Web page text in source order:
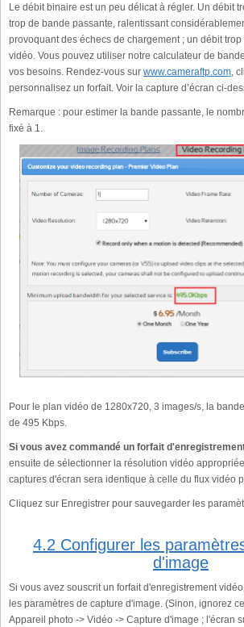
Le débit binaire est un peu délicat à régler. Un débit
trop de bande passante, ralentissant
provoquant des échecs de chargement ; un débit
vidéo. Vous pouvez utiliser notre calculateur de
vos besoins. Rendez-vous sur www.cameraftp.com ,
personnalisez un forfait. Voir la capture d’écran ci-
Remarque : pour estimer la bande passante, le
fixé à 1.
Pour le plan vidéo de 1280x720, 3 images/s, la
de 495 Kbps.
Si vous avez commandé un forfait
ensuite de sélectionner la résolution vidéo
captures d'écran sera identique à celle du flux vidéo
Cliquez sur Enregistrer pour sauvegarder les
4.2 Configurer les
d'image
Si vous avez souscrit un forfait d'enregistrement
les paramètres de capture d'image. (Sinon, ignorez
Appareil photo -> Vidéo -> Capture d'image ; l'écran